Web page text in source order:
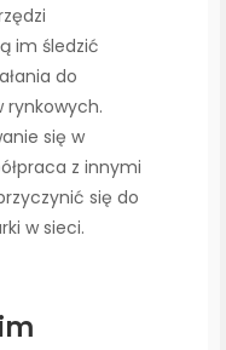
im śledzić
do
rynkowych.
się w
z innymi
się do
w sieci.